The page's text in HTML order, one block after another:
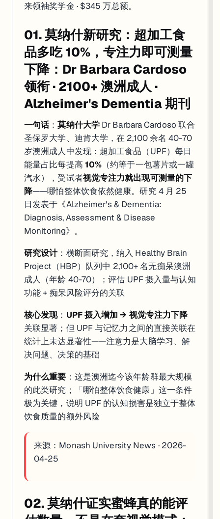
来领袖奖学金 · $345 万总额。
01. 莫纳什新研究：超加工食
品多吃 10%，专注力即可测量
下降：Dr Barbara Cardoso
领衔 · 2100+ 澳洲成人 ·
Alzheimer's Dementia 期刊
一句话：莫纳什大学Dr Barbara Cardoso 联合
圣保罗大学、迪肯大学，在 2,100 余名 40-70
岁澳洲成人中发现：超加工食品（UPF）每日
能量占比每提高 10% （约等于一包薯片或一罐
汽水），受试者视觉专注力就出现可测量的下
降——哪怕整体饮食依然健康。研究 4 月 25
日发表于《Alzheimer's & Dementia:
Diagnosis, Assessment & Disease
Monitoring》。
研究设计：横断面研究，纳入 Healthy Brain
Project（HBP）队列中 2,100+ 名无痴呆澳洲
成人（年龄 40-70）；评估 UPF 摄入量与认知
功能 + 痴呆风险评分的关联
核心发现： UPF 摄入增加 → 视觉专注力下降
关联显著；但 UPF 与记忆力之间的直接关联在
统计上未达显著性——注意力是大脑学习、解
决问题、决策的基础
为什么重要 ：这是澳洲迄今该年龄群最大规模
的此类研究；「哪怕整体饮食健康」这一条件
极为关键，说明 UPF 的认知损害是独立于整体
饮食质量的额外风险
来源： Monash University News · 2026-
04-25
02. 莫纳什证实蜜蜂真的能评